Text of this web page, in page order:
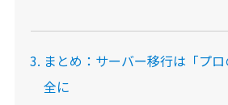
まとめ：サーバー移行は「プ
全に